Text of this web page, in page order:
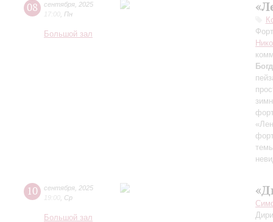
08 сентября 2025
17:00 Пн
Большой зал
10 сентября 2025
19:00 Ср
Большой зал